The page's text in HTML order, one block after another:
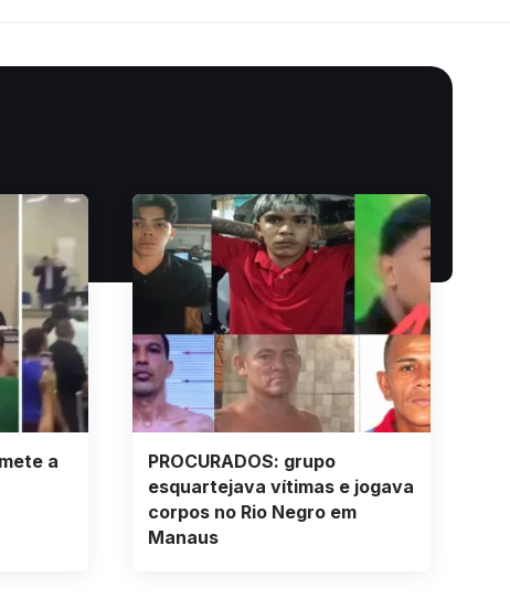
a
PROCURADOS: grupo
esquartejava vítimas e jogava
corpos no Rio Negro em
Manaus